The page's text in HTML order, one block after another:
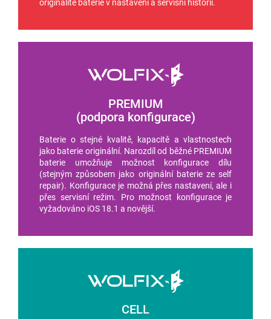
originalitě baterie v nastavení a servisní historii.
PREMIUM
(podpora konfigurace)
Baterie o stejné kvalitě, kapacitě a vlastnostech
jako baterie originální. Narozdíl od běžné PREMIUM
baterie umožňuje možnost konfigurace dílu
(stejným způsobem jako originální baterie ze self
repair). Konfigurace je možná přes nastavení, ale i
přes servisní režim. Pro možnost konfigurace je
vyžadováno iOS 18.1 a novější.
CELL